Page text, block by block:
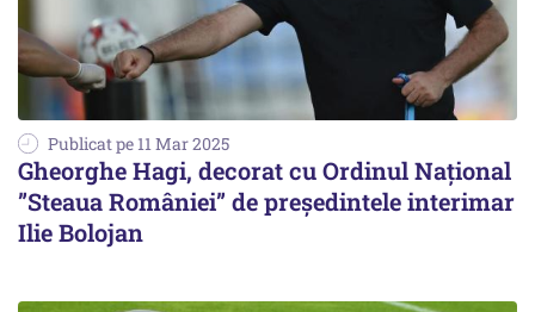
Publicat pe 11 Mar 2025
Gheorghe Hagi, decorat cu Ordinul Național
”Steaua României” de președintele interimar
Ilie Bolojan